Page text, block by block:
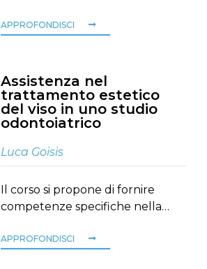
APPROFONDISCI
Assistenza nel
trattamento estetico
del viso in uno studio
odontoiatrico
Luca Goisis
Il corso si propone di fornire
competenze specifiche nella…
APPROFONDISCI